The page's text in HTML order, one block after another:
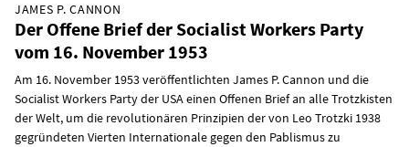
JAMES P. CANNON
Der Offene Brief der Socialist Workers Party
vom 16. November 1953
Am 16. November 1953 veröffentlichten James P. Cannon und die
Socialist Workers Party der USA einen Offenen Brief an alle Trotzkisten
der Welt, um die revolutionären Prinzipien der von Leo Trotzki 1938
gegründeten Vierten Internationale gegen den Pablismus zu